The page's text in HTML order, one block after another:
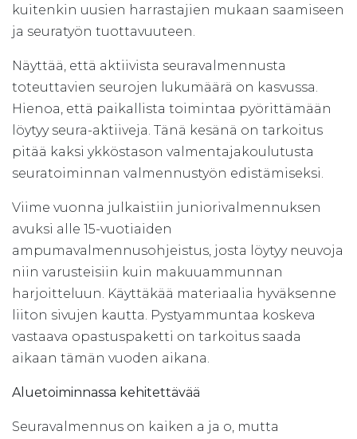
kuitenkin uusien harrastajien mukaan saamiseen
ja seuratyön tuottavuuteen.
Näyttää, että aktiivista seuravalmennusta
toteuttavien seurojen lukumäärä on kasvussa.
Hienoa, että paikallista toimintaa pyörittämään
löytyy seura-aktiiveja. Tänä kesänä on tarkoitus
pitää kaksi ykköstason valmentajakoulutusta
seuratoiminnan valmennustyön edistämiseksi.
Viime vuonna julkaistiin juniorivalmennuksen
avuksi alle 15-vuotiaiden
ampumavalmennusohjeistus, josta löytyy neuvoja
niin varusteisiin kuin makuuammunnan
harjoitteluun. Käyttäkää materiaalia hyväksenne
liiton sivujen kautta. Pystyammuntaa koskeva
vastaava opastuspaketti on tarkoitus saada
aikaan tämän vuoden aikana.
Aluetoiminnassa kehitettävää
Seuravalmennus on kaiken a ja o, mutta